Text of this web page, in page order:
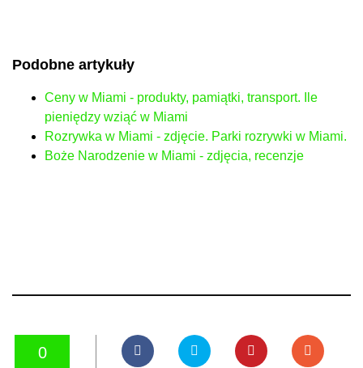
Podobne artykuły
Ceny w Miami - produkty, pamiątki, transport. Ile
pieniędzy wziąć w Miami
Rozrywka w Miami - zdjęcie. Parki rozrywki w Miami.
Boże Narodzenie w Miami - zdjęcia, recenzje
0